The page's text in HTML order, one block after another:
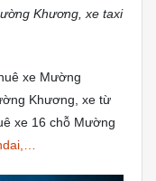
Khương, xe taxi
xe Mường
Khương, xe từ
xe 16 chỗ Mường